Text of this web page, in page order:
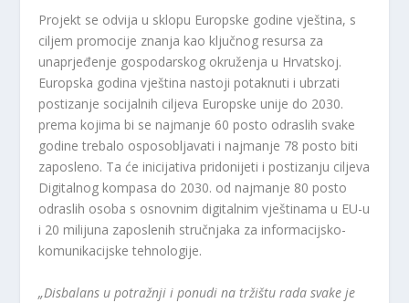
Projekt se odvija u sklopu Europske godine vještina, s
ciljem promocije znanja kao ključnog resursa za
unaprjeđenje gospodarskog okruženja u Hrvatskoj.
Europska godina vještina nastoji potaknuti i ubrzati
postizanje socijalnih ciljeva Europske unije do 2030.
prema kojima bi se najmanje 60 posto odraslih svake
godine trebalo osposobljavati i najmanje 78 posto biti
zaposleno. Ta će inicijativa pridonijeti i postizanju ciljeva
Digitalnog kompasa do 2030. od najmanje 80 posto
odraslih osoba s osnovnim digitalnim vještinama u EU-u
i 20 milijuna zaposlenih stručnjaka za informacijsko-
komunikacijske tehnologije.
„Disbalans u potražnji i ponudi na tržištu rada svake je